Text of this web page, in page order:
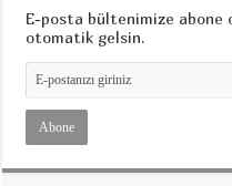
E-posta bültenimize abone
otomatik gelsin.